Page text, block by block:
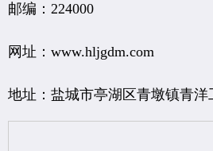
邮编：224000
网址：www.hljgdm.com
地址：盐城市亭湖区青墩镇青洋